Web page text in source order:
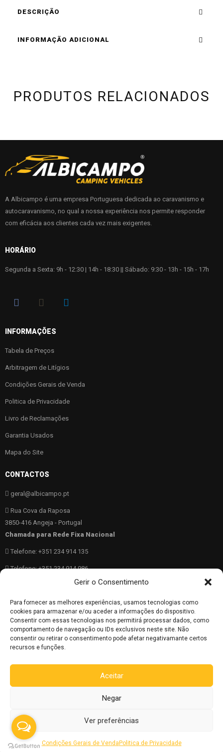
Gerir o Consentimento
Para fornecer as melhores experiências, usamos tecnologias como
cookies para armazenar e/ou aceder a informações do dispositivo.
Consentir com essas tecnologias nos permitirá processar dados, como
comportamento de navegação ou IDs exclusivos neste site. Não
consentir ou retirar o consentimento pode afetar negativamante certos
recursos e funções.
Aceitar
Negar
Ver preferências
Condições Gerais de Venda Politica de Privacidade
DESCRIÇÃO
INFORMAÇÃO ADICIONAL
PRODUTOS RELACIONADOS
A Albicampo é uma empresa Portuguesa dedicada ao caravanismo e
autocaravanismo, no qual a nossa experiência nos permite responder
com eficácia aos clientes cada vez mais exigentes.
HORÁRIO
Segunda a Sexta: 9h - 12:30 | 14h - 18:30 || Sábado: 9:30 - 13h - 15h - 17h
INFORMAÇÕES
Tabela de Preços
Arbitragem de Litígios
Condições Gerais de Venda
Politica de Privacidade
Livro de Reclamações
Garantia Usados
Mapa do Site
CONTACTOS
geral@albicampo.pt
Rua Cova da Raposa
3850-416 Angeja - Portugal
Chamada para Rede Fixa Nacional
Telefone: +351 234 914 135
Telefone: +351 234 914 986
Chamada para Rede Fixa Móvel
40.689831 N -8.5569817 W
962 783 836
Copyright © 2025 ALBICAMPO. todos os direitos reservados.